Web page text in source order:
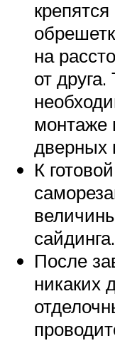
на
от
монтаже
дверных
К
сайдинга.
После
никаких